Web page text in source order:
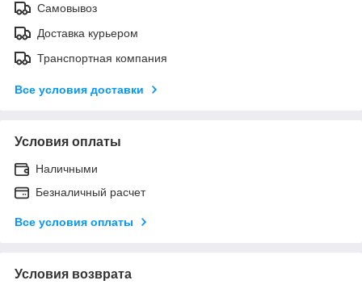
Самовывоз
Доставка курьером
Транспортная компания
Все условия доставки
Условия оплаты
Наличными
Безналичный расчет
Все условия оплаты
Условия возврата